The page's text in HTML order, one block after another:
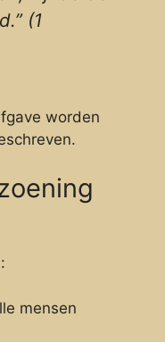
(1
worden
mensen